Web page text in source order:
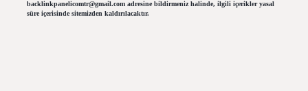
backlinkpanelicomtr@gmail.comadresine bildirmeniz halinde, ilgili içerikler yasal
süre içerisinde sitemizden kaldırılacaktır.